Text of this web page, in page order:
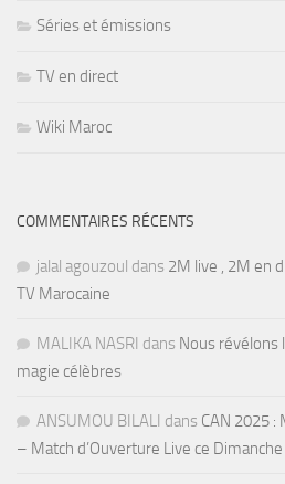
Séries et émissions
TV en direct
Wiki Maroc
COMMENTAIRES RÉCENTS
jalal agouzoul dans 2M live , 2M en
TV Marocaine
MALIKA NASRI dans Nous révélons
magie célèbres
ANSUMOU BILALI dans CAN 2025 :
– Match d’Ouverture Live ce Dimanche